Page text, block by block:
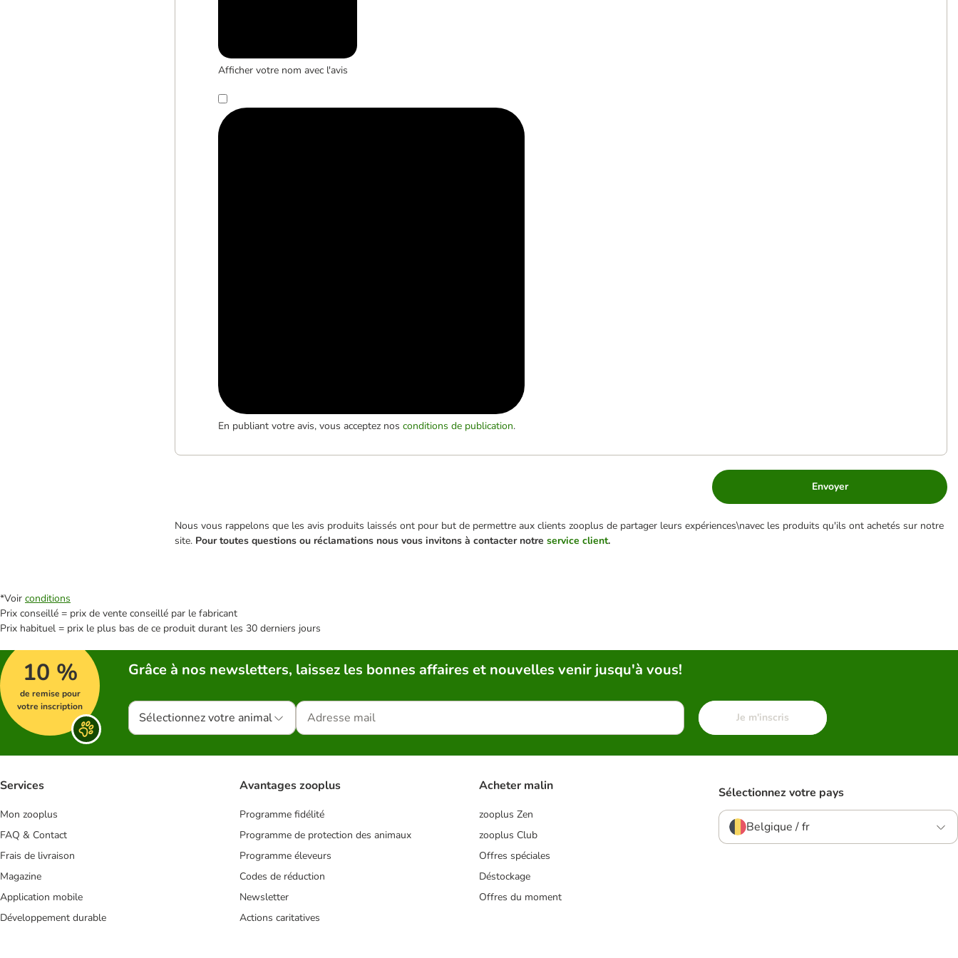
Afficher votre nom avec l'avis
En publiant votre avis, vous acceptez nos conditions de publication.
Envoyer
Nous vous rappelons que les avis produits laissés ont pour but de permettre aux clients zooplus de partager leurs expériences\navec les produits qu'ils ont achetés sur notre
site. Pour toutes questions ou réclamations nous vous invitons à contacter notre service client.
*Voir conditions
Prix conseillé = prix de vente conseillé par le fabricant
Prix habituel = prix le plus bas de ce produit durant les 30 derniers jours
10 %
de remise pour
votre inscription
Grâce à nos newsletters, laissez les bonnes affaires et nouvelles venir jusqu'à vous!
Sélectionnez votre animal Je m'inscris
Services
Mon zooplus
FAQ & Contact
Frais de livraison
Magazine
Application mobile
Développement durable
Avantages zooplus
Programme fidélité
Programme de protection des animaux
Programme éleveurs
Codes de réduction
Newsletter
Actions caritatives
Acheter malin
zooplus Zen
zooplus Club
Offres spéciales
Déstockage
Offres du moment
Sélectionnez votre pays
Belgique / fr